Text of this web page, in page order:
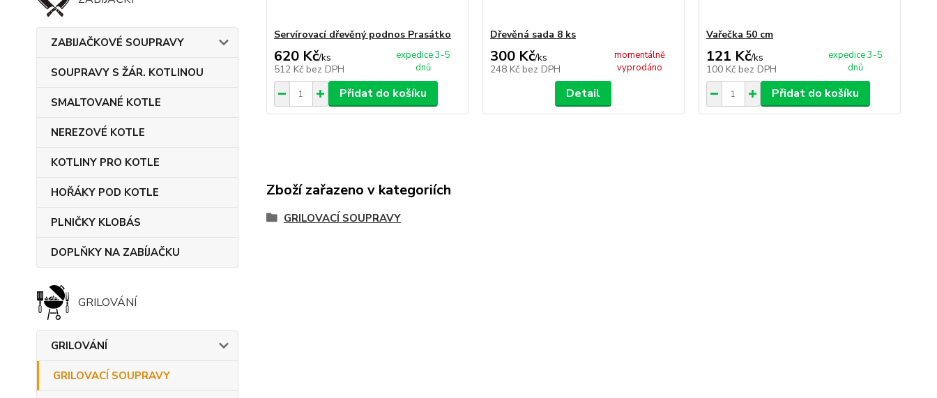
ZABIJAČKOVÉ SOUPRAVY
SOUPRAVY S ŽÁR. KOTLINOU
SMALTOVANÉ KOTLE
NEREZOVÉ KOTLE
KOTLINY PRO KOTLE
HOŘÁKY POD KOTLE
PLNIČKY KLOBÁS
DOPLŇKY NA ZABÍJAČKU
GRILOVÁNÍ
GRILOVÁNÍ
GRILOVACÍ SOUPRAVY
Servírovací dřevěný podnos Prasátko
620 Kč/ks
512 Kč bez DPH
expedice 3-5
dnů
Přidat do košíku
Dřevěná sada 8 ks
300 Kč/ks
248 Kč bez DPH
momentálně
vyprodáno
Detail
Vařečka 50 cm
121 Kč/ks
100 Kč bez DPH
expedice 3-5
dnů
Přidat do košíku
Zboží zařazeno v kategoriích
GRILOVACÍ SOUPRAVY